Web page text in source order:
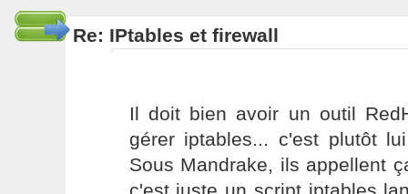
Re: IPtables et firewall
Il doit bien avoir un outil
gérer iptables... c'est plutôt
Sous Mandrake, ils appellent